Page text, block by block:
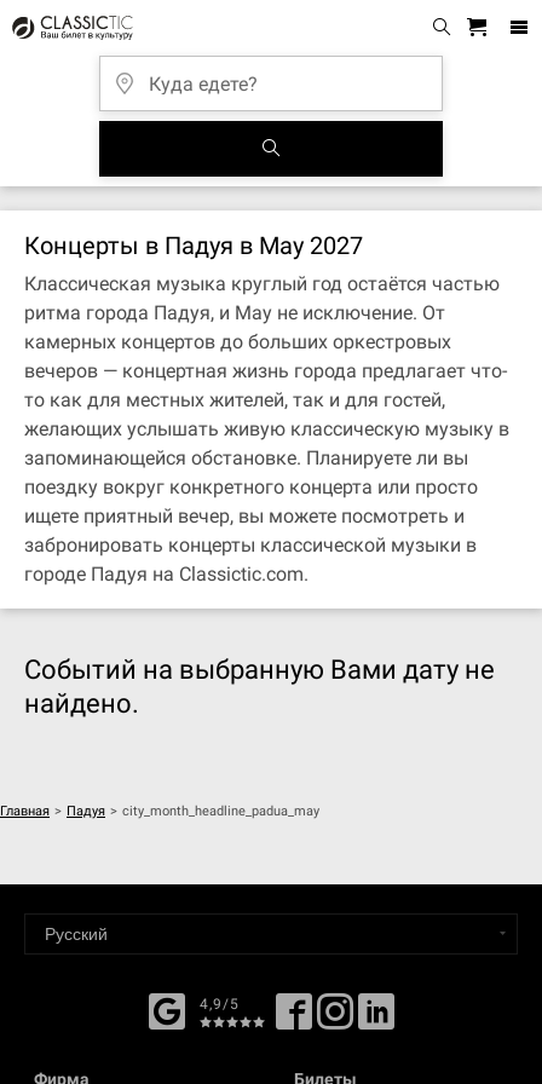
Концерты в Падуя в May 2027
Классическая музыка круглый год остаётся частью
ритма города Падуя, и May не исключение. От
камерных концертов до больших оркестровых
вечеров — концертная жизнь города предлагает что-
то как для местных жителей, так и для гостей,
желающих услышать живую классическую музыку в
запоминающейся обстановке. Планируете ли вы
поездку вокруг конкретного концерта или просто
ищете приятный вечер, вы можете посмотреть и
забронировать концерты классической музыки в
городе Падуя на Classictic.com.
Событий на выбранную Вами дату не
найдено.
Главная > Падуя > city_month_headline_padua_may
4,9/5
Фирма Билеты